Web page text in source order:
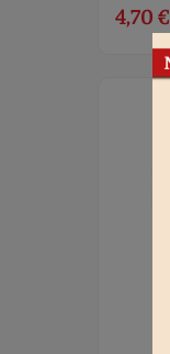
4,70 €